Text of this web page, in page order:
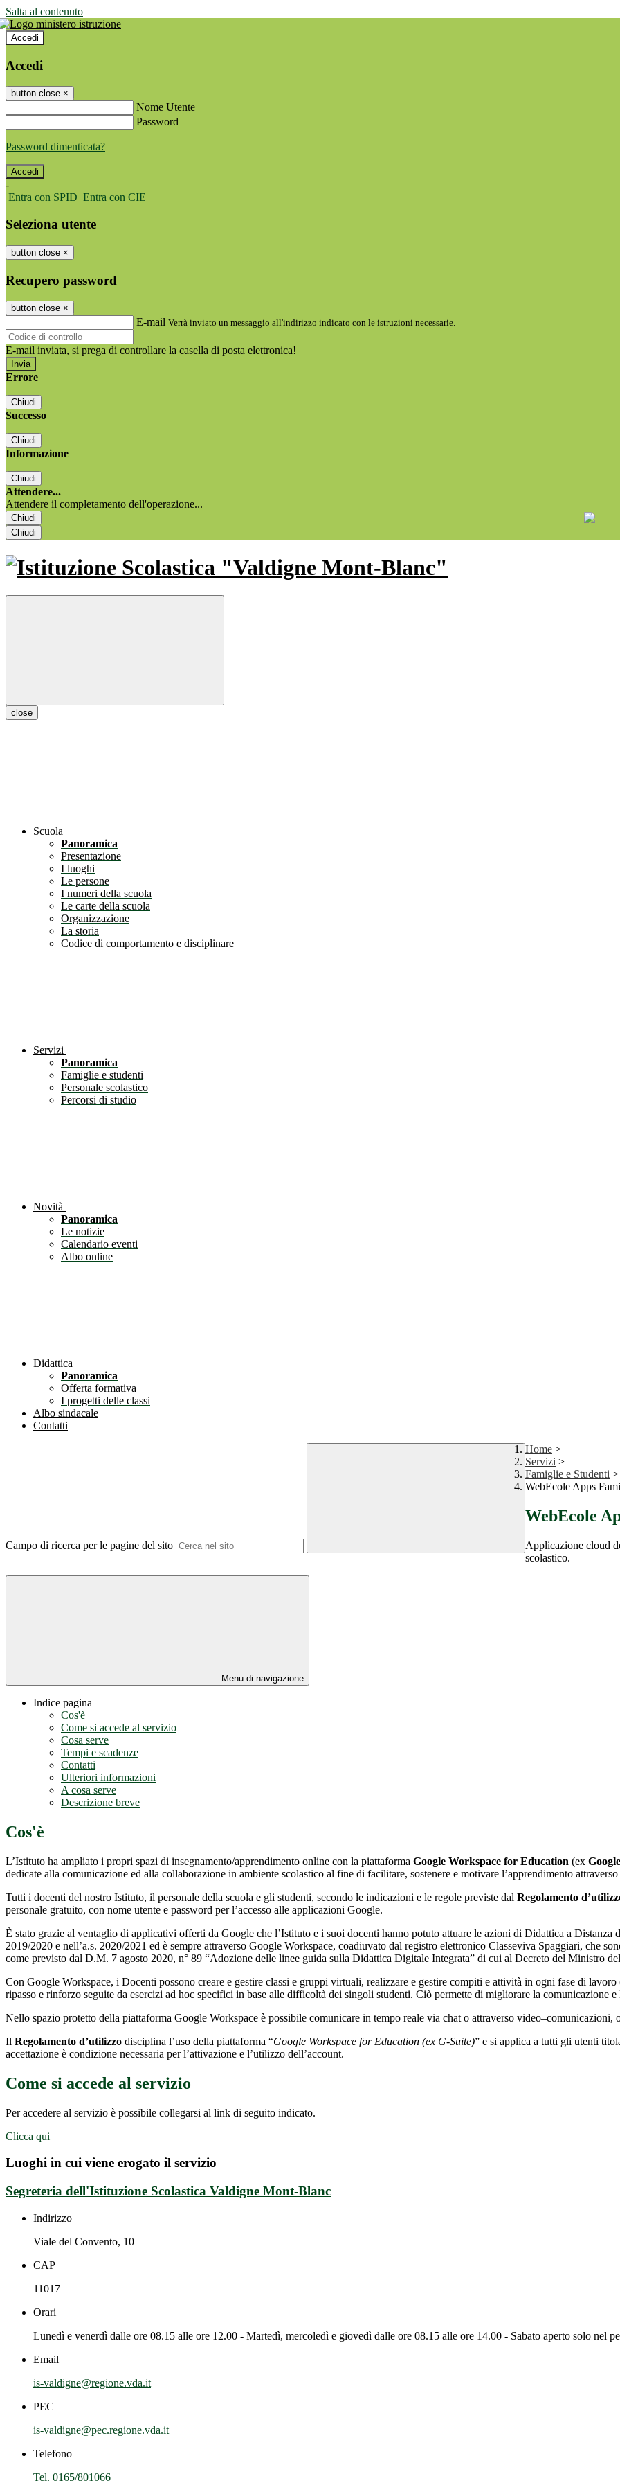
Salta al contenuto
Accedi
Accedi
button close ×
Nome Utente
Password
Password dimenticata?
-
Entra con SPID Entra con CIE
Seleziona utente
button close ×
Recupero password
button close ×
E-mail Verrà inviato un messaggio all'indirizzo indicato con le istruzioni necessarie.
E-mail inviata, si prega di controllare la casella di posta elettronica!
Errore
Chiudi
Successo
Chiudi
Informazione
Chiudi
Attendere...
Attendere il completamento dell'operazione...
Chiudi
Chiudi
close
Scuola
Panoramica
Presentazione
I luoghi
Le persone
I numeri della scuola
Le carte della scuola
Organizzazione
La storia
Codice di comportamento e disciplinare
Servizi
Panoramica
Famiglie e studenti
Personale scolastico
Percorsi di studio
Novità
Panoramica
Le notizie
Calendario eventi
Albo online
Didattica
Panoramica
Offerta formativa
I progetti delle classi
Albo sindacale
Contatti
Campo di ricerca per le pagine del sito
Home >
Servizi >
Famiglie e Studenti >
WebEcole Apps
WebEcole
Applicazione cloud
scolastico.
Menu di navigazione
Indice pagina
Cos'è
Come si accede al servizio
Cosa serve
Tempi e scadenze
Contatti
Ulteriori informazioni
A cosa serve
Descrizione breve
Cos'è
L’Istituto ha ampliato i propri spazi di insegnamento/apprendimento online con la piattaforma Google Workspace for Education (ex
dedicate alla comunicazione ed alla collaborazione in ambiente scolastico al fine di facilitare, sostenere e motivare l’apprendimento
Tutti i docenti del nostro Istituto, il personale della scuola e gli studenti, secondo le indicazioni e le regole previste dal Regolamento
personale gratuito, con nome utente e password per l’accesso alle applicazioni Google.
È stato grazie al ventaglio di applicativi offerti da Google che l’Istituto e i suoi docenti hanno potuto attuare le azioni di Didattica a Distanza
2019/2020 e nell’a.s. 2020/2021 ed è sempre attraverso Google Workspace, coadiuvato dal registro elettronico Classeviva Spaggiari, che
come previsto dal D.M. 7 agosto 2020, n° 89 “Adozione delle linee guida sulla Didattica Digitale Integrata” di cui al Decreto del Ministro
Con Google Workspace, i Docenti possono creare e gestire classi e gruppi virtuali, realizzare e gestire compiti e attività in ogni fase di
ripasso e rinforzo seguite da esercizi ad hoc specifici in base alle difficoltà dei singoli studenti. Ciò permette di migliorare la comunicazione
Nello spazio protetto della piattaforma Google Workspace è possibile comunicare in tempo reale via chat o attraverso video–comunicazioni,
Il Regolamento d’utilizzo disciplina l’uso della piattaforma “Google Workspace for Education (ex G-Suite)” e si applica a tutti gli utenti
accettazione è condizione necessaria per l’attivazione e l’utilizzo dell’account.
Come si accede al servizio
Per accedere al servizio è possibile collegarsi al link di seguito indicato.
Clicca qui
Luoghi in cui viene erogato il servizio
Segreteria dell'Istituzione Scolastica Valdigne Mont-Blanc
Indirizzo
Viale del Convento, 10
CAP
11017
Orari
Lunedì e venerdì dalle ore 08.15 alle ore 12.00 - Martedì, mercoledì e giovedì dalle ore 08.15 alle ore 14.00 - Sabato aperto solo nel
Email
is-valdigne@regione.vda.it
PEC
is-valdigne@pec.regione.vda.it
Telefono
Tel. 0165/801066